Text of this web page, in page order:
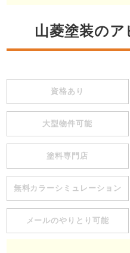
山菱塗装のア
資格あり
大型物件可能
塗料専門店
無料カラーシミュレーション
メールのやりとり可能